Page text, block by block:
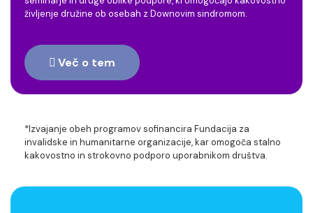
življenje družine ob osebah z Downovim sindromom.
Več o tem
*Izvajanje obeh programov sofinancira Fundacija za
invalidske in humanitarne organizacije, kar omogoča stalno
kakovostno in strokovno podporo uporabnikom društva.